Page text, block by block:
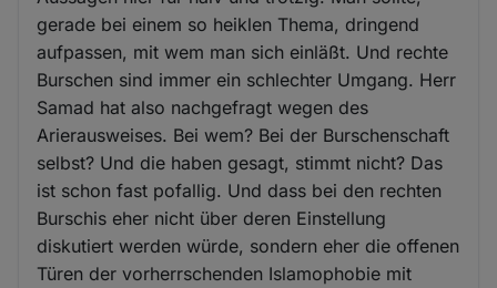
gerade bei einem so heiklen Thema, dringend
aufpassen, mit wem man sich einläßt. Und rechte
Burschen sind immer ein schlechter Umgang. Herr
Samad hat also nachgefragt wegen des
Arierausweises. Bei wem? Bei der Burschenschaft
selbst? Und die haben gesagt, stimmt nicht? Das
ist schon fast pofallig. Und dass bei den rechten
Burschis eher nicht über deren Einstellung
diskutiert werden würde, sondern eher die offenen
Türen der vorherrschenden Islamophobie mit